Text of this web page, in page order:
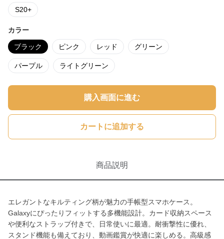
S20+
カラー
ブラック ピンク レッド グリーン
パープル ライトグリーン
購入画面に進む
カートに追加する
商品説明
エレガントなキルティング柄が魅力の手帳型スマホケース。
Galaxyにぴったりフィットする多機能設計。カード収納スペース
や便利なストラップ付きで、日常使いに最適。耐衝撃性に優れ、
スタンド機能も備えており、動画鑑賞が快適に楽しめる。高級感